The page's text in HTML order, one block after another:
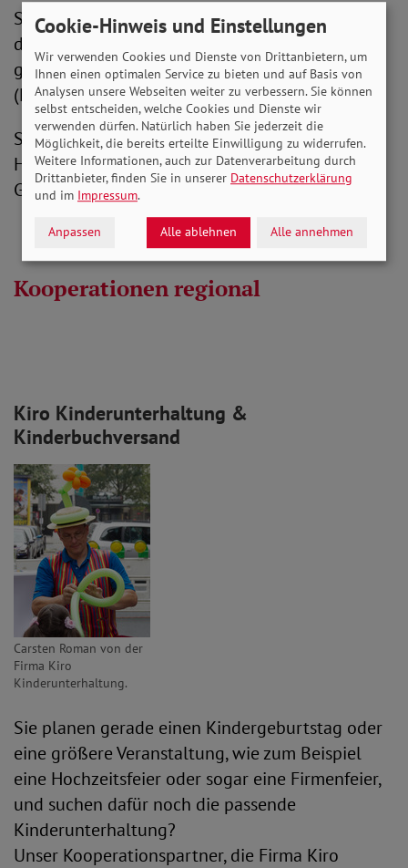
SoVD-Mitglieder mit Familien bekommen für
deren Kinder bis 18 Jahren die Übernachtung
gratis bei Übernachtung im Zimmer Ihrer Eltern
(Familienzimmer).
SoVD-Mitglieder erhalten zur Begrüßung ein
Heißgetränk oder ein offenes alkoholfreies
Getränk in der Bar/Lobbybar.
Kooperationen regional
Kiro Kinderunterhaltung &
Kinderbuchversand
Carsten Roman von der
Firma Kiro
Kinderunterhaltung.
Sie planen gerade einen Kindergeburtstag oder
eine größere Veranstaltung, wie zum Beispiel
eine Hochzeitsfeier oder sogar eine Firmenfeier,
und suchen dafür noch die passende
Kinderunterhaltung?
Unser Kooperationspartner, die Firma Kiro
Cookie-Hinweis und Einstellungen
Wir verwenden Cookies und Dienste von Drittanbietern, um
Ihnen einen optimalen Service zu bieten und auf Basis von
Analysen unsere Webseiten weiter zu verbessern. Sie können
selbst entscheiden, welche Cookies und Dienste wir
verwenden dürfen. Natürlich haben Sie jederzeit die
Möglichkeit, die bereits erteilte Einwilligung zu widerrufen.
Weitere Informationen, auch zur Datenverarbeitung durch
Drittanbieter, finden Sie in unserer Datenschutzerklärung
und im Impressum.
Anpassen Alle ablehnen Alle annehmen